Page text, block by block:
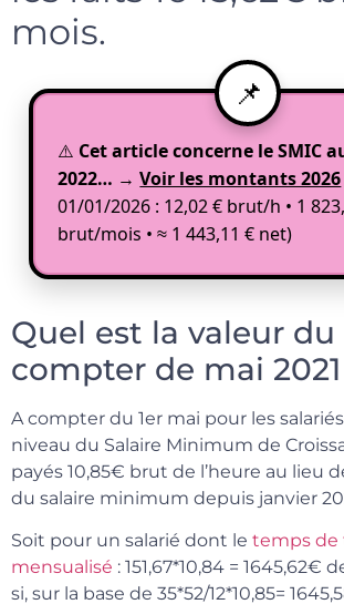
mois.
⚠️ Cet article concerne le SMIC
2022… →Voir les montants 2026
01/01/2026 : 12,02 € brut/h • 1
brut/mois • ≈ 1 443,11 € net)
Quel est la valeur du
compter de mai 2021
A compter du 1er mai pour les
niveau du Salaire Minimum de
payés 10,85€ brut de l’heure au lieu
du salaire minimum depuis janvier
Soit pour un salarié dont le temps de
mensualisé : 151,67*10,84 = 1645,62€
si, sur la base de 35*52/12*10,85=